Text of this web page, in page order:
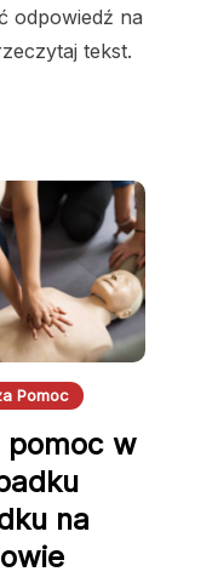
odpowiedź na
tekst.
Pomoc
pomoc w
na